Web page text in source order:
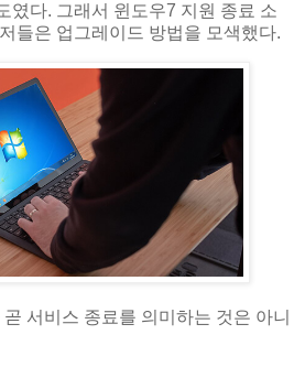
였다. 그래서 윈도우7 지원 종료 소
들은 업그레이드 방법을 모색했다.
서비스 종료를 의미하는 것은 아니